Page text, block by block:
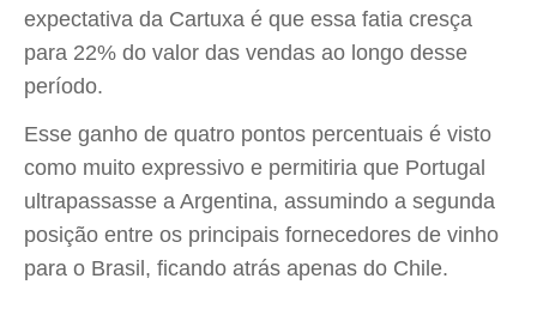
expectativa da Cartuxa é que essa fatia cresça
para 22% do valor das vendas ao longo desse
período.
Esse ganho de quatro pontos percentuais é visto
como muito expressivo e permitiria que Portugal
ultrapassasse a Argentina, assumindo a segunda
posição entre os principais fornecedores de vinho
para o Brasil, ficando atrás apenas do Chile.